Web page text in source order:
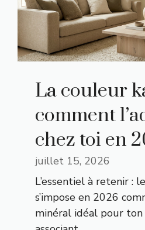
La couleur
comment
chez toi en
juillet 15, 2026
L’essentiel à retenir :
s’impose en 2026
minéral idéal pour